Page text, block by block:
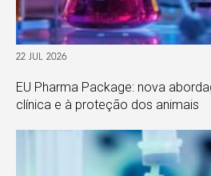
22 JUL 2026
EU Pharma Package: nova
clínica e à proteção dos animais